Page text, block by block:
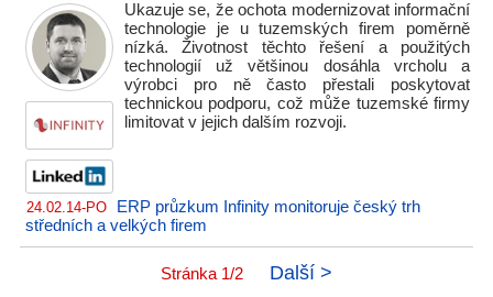
Ukazuje se, že ochota modernizovat informační
technologie je u tuzemských firem poměrně
nízká. Životnost těchto řešení a použitých
technologií už většinou dosáhla vrcholu a
výrobci pro ně často přestali poskytovat
technickou podporu, což může tuzemské firmy
limitovat v jejich dalším rozvoji.
24.02.14-PO
ERP průzkum Infinity monitoruje český trh
středních a velkých firem
Stránka 1/2 Další >